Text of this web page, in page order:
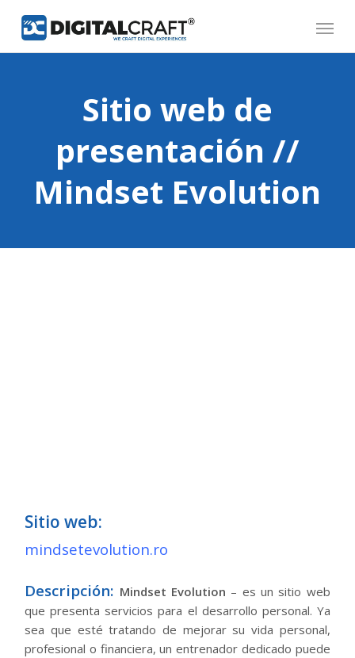
Menu
Sitio web de
presentación //
Mindset Evolution
Sitio web:
mindsetevolution.ro
Descripción: Mindset Evolution – es un sitio web
que presenta servicios para el desarrollo personal. Ya
sea que esté tratando de mejorar su vida personal,
profesional o financiera, un entrenador dedicado puede